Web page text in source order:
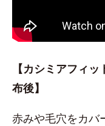
【カシミアフィ
布後】
赤みや毛穴をカバ